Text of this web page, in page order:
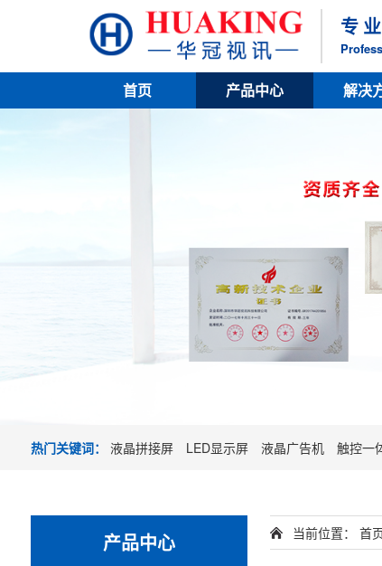
专
首页 产品中心 解决
热门关键词： 液晶拼接屏 LED显示屏 液晶广告机 触控一
产品中心 当前位置： 首